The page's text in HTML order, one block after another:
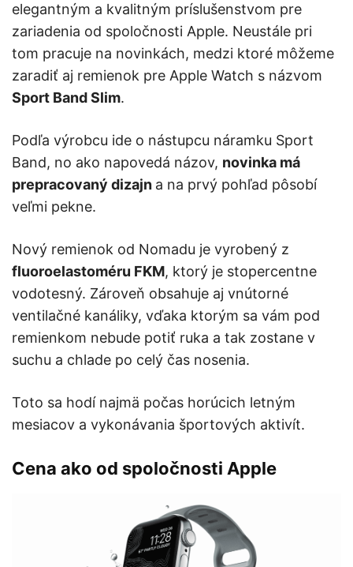
elegantným a kvalitným príslušenstvom pre
zariadenia od spoločnosti Apple. Neustále pri
tom pracuje na novinkách, medzi ktoré môžeme
zaradiť aj remienok pre Apple Watch s názvom
Sport Band Slim.
Podľa výrobcu ide o nástupcu náramku Sport
Band, no ako napovedá názov, novinka má
prepracovaný dizajn a na prvý pohľad pôsobí
veľmi pekne.
Nový remienok od Nomadu je vyrobený z
fluoroelastoméru FKM, ktorý je stopercentne
vodotesný. Zároveň obsahuje aj vnútorné
ventilačné kanáliky, vďaka ktorým sa vám pod
remienkom nebude potiť ruka a tak zostane v
suchu a chlade po celý čas nosenia.
Toto sa hodí najmä počas horúcich letným
mesiacov a vykonávania športových aktivít.
Cena ako od spoločnosti Apple